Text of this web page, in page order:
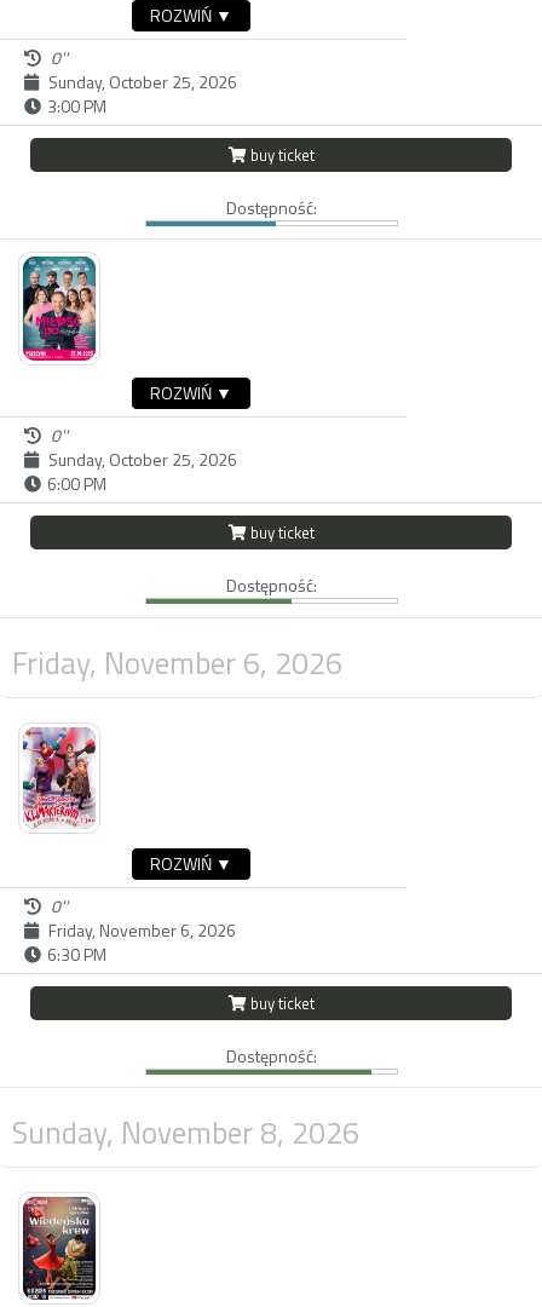
ROZWIŃ ▼
0''
Sunday, October 25, 2026
3:00 PM
buy ticket
Dostępność:
ROZWIŃ ▼
0''
Sunday, October 25, 2026
6:00 PM
buy ticket
Dostępność:
Friday, November 6, 2026
ROZWIŃ ▼
0''
Friday, November 6, 2026
6:30 PM
buy ticket
Dostępność:
Sunday, November 8, 2026